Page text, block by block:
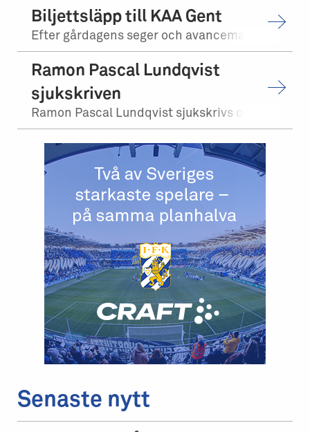
Biljettsläpp till KAA Gent
Ramon Pascal Lundqvist
sjukskriven
Senaste nytt